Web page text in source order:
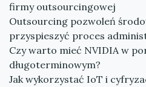
firmy outsourcingowej
Outsourcing pozwoleń
przyspieszyć proces
Czy warto mieć NVIDIA w
długoterminowym?
Jak wykorzystać IoT i